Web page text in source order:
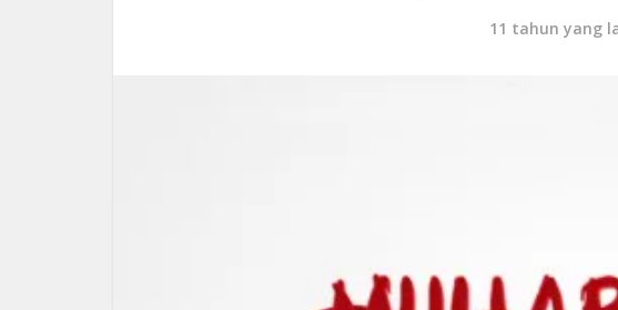
11 tahun yang